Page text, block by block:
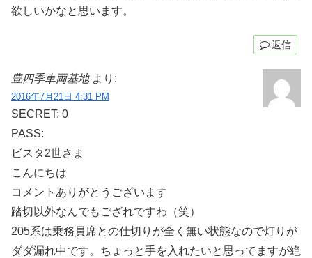
欲しいかなと思います。
返信
豊四季車両基地 より:
2016年7月21日 4:31 PM
SECRET: 0
PASS:
ビスタ2世さま
こんにちは
コメントありがとうございます
踏切以外なんでもござれですわ（笑）
205系は乗務員席との仕切りが全く無い状態なので灯りが
ダダ漏れ中です。ちょっと手を入れたいと思ってますが絶